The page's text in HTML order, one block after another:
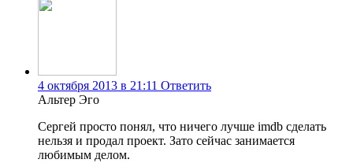
4 октября 2013 в 21:11 Ответить
Альтер Эго
Сергей просто понял, что ничего лучше imdb сделать
нельзя и продал проект. Зато сейчас занимается
любимым делом.